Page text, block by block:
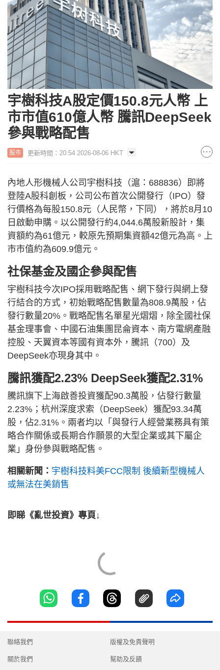
宇樹科技A股定價150.8元人幣 上
市市值610億人幣 騰訊DeepSeek
參與戰略配售
股市 更新時間：20:54 2026-08-06 HKT
內地人形機械人公司宇樹科技（滬：688836）即將
登陸A股科創板，公司公布首次公開發行（IPO）發
行價格為每股150.8元（人民幣，下同），將於8月10
日啟動申購。以公開發行約4,044.6萬股新股計，集
資額約為61億元，較原先預期集資額42億元為高。上
市市值約為609.9億元。
社保基金及國企參與配售
宇樹科技今次IPO採用戰略配售、網下發行與網上發
行結合的方式，初始戰略配售數量為808.9萬股，佔
發行數量20%。戰略配售名單星光熠熠，除全國社保
基金理事會、中國石油集團昆侖資本、南方電網產融
控股、天翼資本等國有資本外，騰訊（700）及
DeepSeek亦現身其中。
騰訊獲配2.23% DeepSeek獲配2.31%
騰訊旗下上海啟善投資獲配90.3萬股，佔發行數量
2.23%；杭州深度求索（DeepSeek）獲配93.34萬
股，佔2.31%。兩者均以「與發行人經營業務具有策
略合作關係或長期合作願景的大型企業或其下屬企
業」身份參與戰略配售。
相關新聞： 宇樹科技料美FCC限制 後續新型機械人
或無法在美銷售
即睇《亂世投資》專頁↓
聯絡我們
關於我們
版權及免責聲明
幫助及反饋